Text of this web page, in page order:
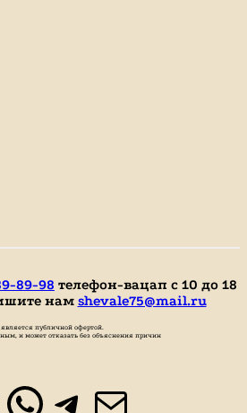
89-98 телефон-вацап с 10 до 18
нам shevale75@mail.ru
публичной офертой.
и может отказать без объяснения причин
WhatsApp
https://
Почта